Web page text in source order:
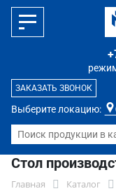
Выберите локацию:
ЗАКАЗАТЬ ЗВОНОК
Стол
Главная Каталог